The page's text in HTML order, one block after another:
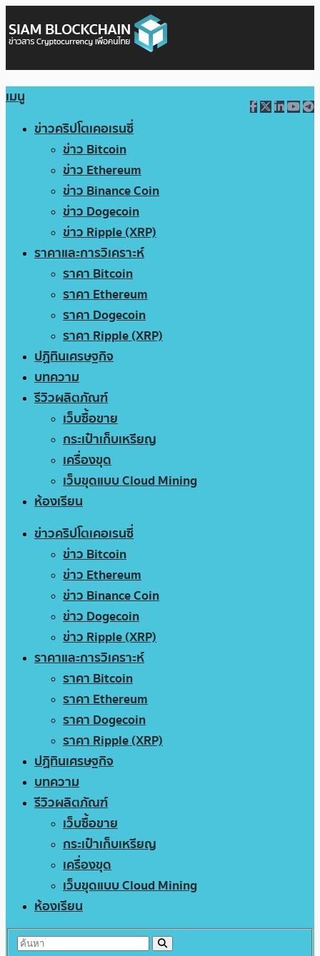
เมนู
ข่าวคริปโตเคอเรนซี่
ข่าว Bitcoin
ข่าว Ethereum
ข่าว Binance Coin
ข่าว Dogecoin
ข่าว Ripple (XRP)
ราคาและการวิเคราะห์
ราคา Bitcoin
ราคา Ethereum
ราคา Dogecoin
ราคา Ripple (XRP)
ปฏิทินเศรษฐกิจ
บทความ
รีวิวผลิตภัณฑ์
เว็บซื้อขาย
กระเป๋าเก็บเหรียญ
เครื่องขุด
เว็บขุดแบบ Cloud Mining
ห้องเรียน
ข่าวคริปโตเคอเรนซี่
ข่าว Bitcoin
ข่าว Ethereum
ข่าว Binance Coin
ข่าว Dogecoin
ข่าว Ripple (XRP)
ราคาและการวิเคราะห์
ราคา Bitcoin
ราคา Ethereum
ราคา Dogecoin
ราคา Ripple (XRP)
ปฏิทินเศรษฐกิจ
บทความ
รีวิวผลิตภัณฑ์
เว็บซื้อขาย
กระเป๋าเก็บเหรียญ
เครื่องขุด
เว็บขุดแบบ Cloud Mining
ห้องเรียน